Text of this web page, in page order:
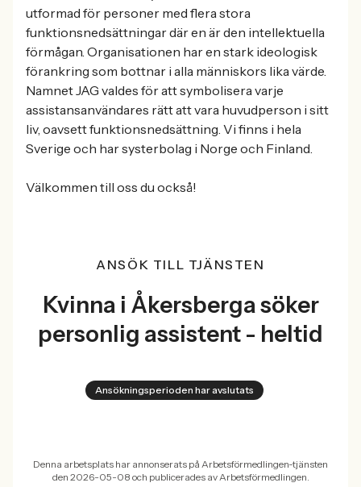
utformad för personer med flera stora
funktionsnedsättningar där en är den intellektuella
förmågan. Organisationen har en stark ideologisk
förankring som bottnar i alla människors lika värde.
Namnet JAG valdes för att symbolisera varje
assistansanvändares rätt att vara huvudperson i sitt
liv, oavsett funktionsnedsättning. Vi finns i hela
Sverige och har systerbolag i Norge och Finland.
Välkommen till oss du också!
ANSÖK TILL TJÄNSTEN
Kvinna i Åkersberga söker
personlig assistent - heltid
Ansökningsperioden har avslutats
Denna arbetsplats har annonserats på Arbetsförmedlingen-tjänsten
den 2026-05-08 och publicerades av Arbetsförmedlingen.